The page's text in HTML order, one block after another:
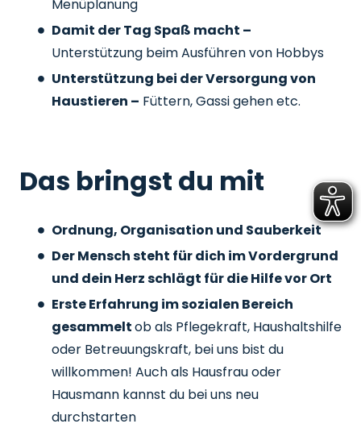
Menüplanung
Damit der Tag Spaß macht –
Unterstützung beim Ausführen von Hobbys
Unterstützung bei der Versorgung von
Haustieren – Füttern, Gassi gehen etc.
Das bringst du mit
Ordnung, Organisation und Sauberkeit
Der Mensch steht für dich im Vordergrund
und dein Herz schlägt für die Hilfe vor Ort
Erste Erfahrung im sozialen Bereich
gesammeltob als Pflegekraft, Haushaltshilfe
oder Betreuungskraft, bei uns bist du
willkommen! Auch als Hausfrau oder
Hausmann kannst du bei uns neu
durchstarten